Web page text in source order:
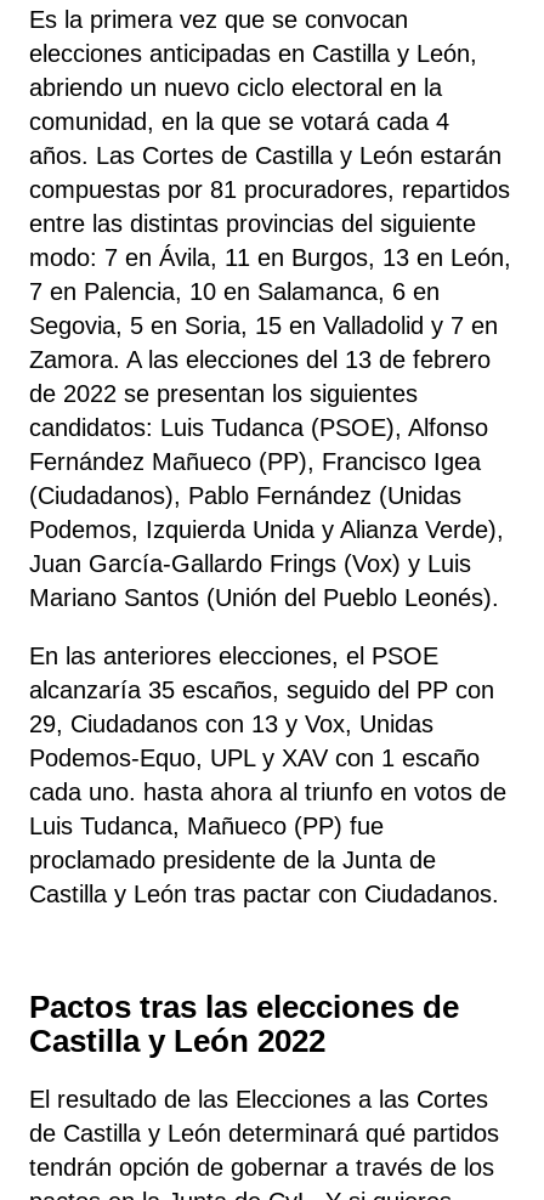
Es la primera vez que se convocan
elecciones anticipadas en Castilla y León,
abriendo un nuevo ciclo electoral en la
comunidad, en la que se votará cada 4
años. Las Cortes de Castilla y León estarán
compuestas por 81 procuradores, repartidos
entre las distintas provincias del siguiente
modo: 7 en Ávila, 11 en Burgos, 13 en León,
7 en Palencia, 10 en Salamanca, 6 en
Segovia, 5 en Soria, 15 en Valladolid y 7 en
Zamora. A las elecciones del 13 de febrero
de 2022 se presentan los siguientes
candidatos: Luis Tudanca (PSOE), Alfonso
Fernández Mañueco (PP), Francisco Igea
(Ciudadanos), Pablo Fernández (Unidas
Podemos, Izquierda Unida y Alianza Verde),
Juan García-Gallardo Frings (Vox) y Luis
Mariano Santos (Unión del Pueblo Leonés).
En las anteriores elecciones, el PSOE
alcanzaría 35 escaños, seguido del PP con
29, Ciudadanos con 13 y Vox, Unidas
Podemos-Equo, UPL y XAV con 1 escaño
cada uno. hasta ahora al triunfo en votos de
Luis Tudanca, Mañueco (PP) fue
proclamado presidente de la Junta de
Castilla y León tras pactar con Ciudadanos.
Pactos tras las elecciones de
Castilla y León 2022
El resultado de las Elecciones a las Cortes
de Castilla y León determinará qué partidos
tendrán opción de gobernar a través de los